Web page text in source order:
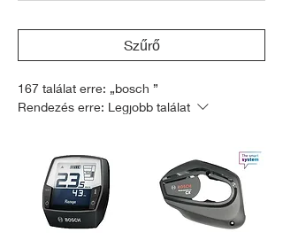
Szűrő
167 találat erre: „bosch ”
Rendezés erre: Legjobb találat